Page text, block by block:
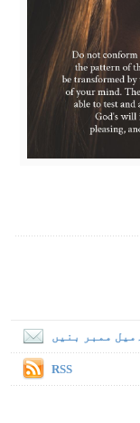
ممبر بنیں
RSS